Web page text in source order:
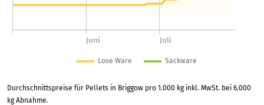
Durchschnittspreise für Pellets in Briggow pro 1.000 kg inkl. MwSt. bei 6.000
kg Abnahme.